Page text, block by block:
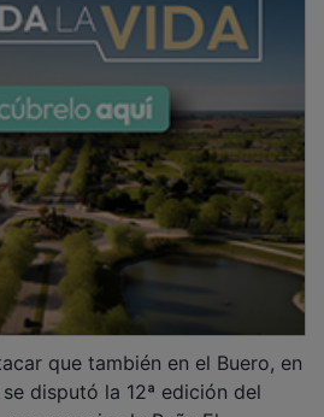
disputó la 12ª edición del
organiza la Peña El